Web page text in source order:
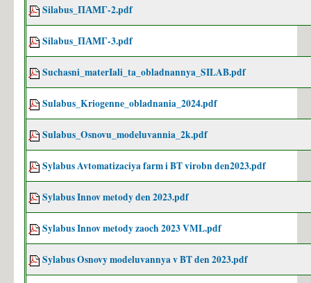
Silabus_ПАМГ-2.pdf
Silabus_ПАМГ-3.pdf
Suchasni_materIali_ta_obladnannya_SILAB.pdf
Sulabus_Kriogenne_obladnania_2024.pdf
Sulabus_Osnovu_modeluvannia_2k.pdf
Sylabus Avtomatizaciya farm i BT virobn den2023.pdf
Sylabus Innov metody den 2023.pdf
Sylabus Innov metody zaoch 2023 VML.pdf
Sylabus Osnovy modeluvannya v BT den 2023.pdf